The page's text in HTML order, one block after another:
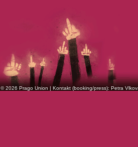
© 2026 Prago Union | Kontakt (booking/press): Petra